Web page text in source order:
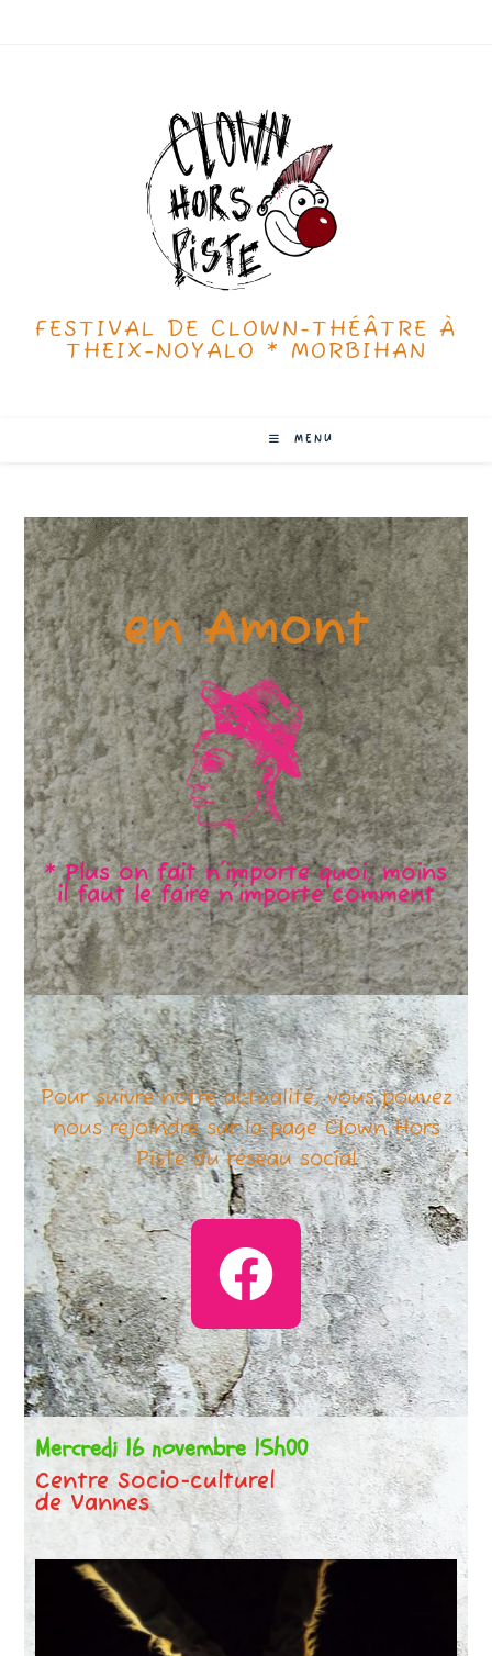
FESTIVAL DE CLOWN-THÉÂTRE À
THEIX-NOYALO * MORBIHAN
MENU
en Amont
* Plus on fait n'importe quoi, moins
il faut le faire n'importe comment
Pour suivre notre actualité, vous pouvez
nous rejoindresur la page Clown Hors
Piste du réseau social
Mercredi 16 novembre 15h00
Centre Socio-culturel
de Vannes